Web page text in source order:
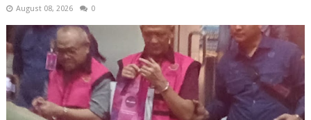
August 08, 2026 0